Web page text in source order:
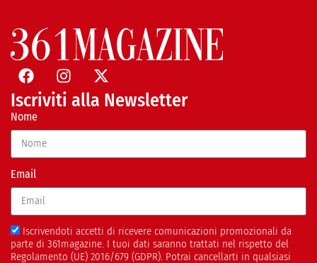
Iscriviti alla Newsletter
Nome
Email
Iscrivendoti accetti di ricevere comunicazioni promozionali da
parte di 361magazine. I tuoi dati saranno trattati nel rispetto del
Regolamento (UE) 2016/679 (GDPR). Potrai cancellarti in qualsiasi